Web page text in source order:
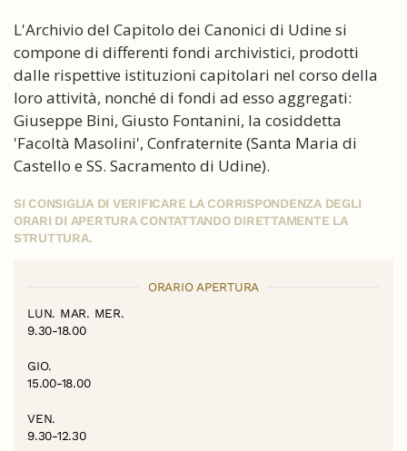
L'Archivio del Capitolo dei Canonici di Udine si
compone di differenti fondi archivistici, prodotti
dalle rispettive istituzioni capitolari nel corso della
loro attività, nonché di fondi ad esso aggregati:
Giuseppe Bini, Giusto Fontanini, la cosiddetta
'Facoltà Masolini', Confraternite (Santa Maria di
Castello e SS. Sacramento di Udine).
SI CONSIGLIA DI VERIFICARE LA CORRISPONDENZA DEGLI
ORARI DI APERTURA CONTATTANDO DIRETTAMENTE LA
STRUTTURA.
ORARIO APERTURA
LUN. MAR. MER.
9.30-18.00
GIO.
15.00-18.00
VEN.
9.30-12.30